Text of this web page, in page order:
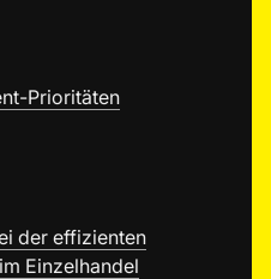
Prioritäten
der effizienten
Einzelhandel